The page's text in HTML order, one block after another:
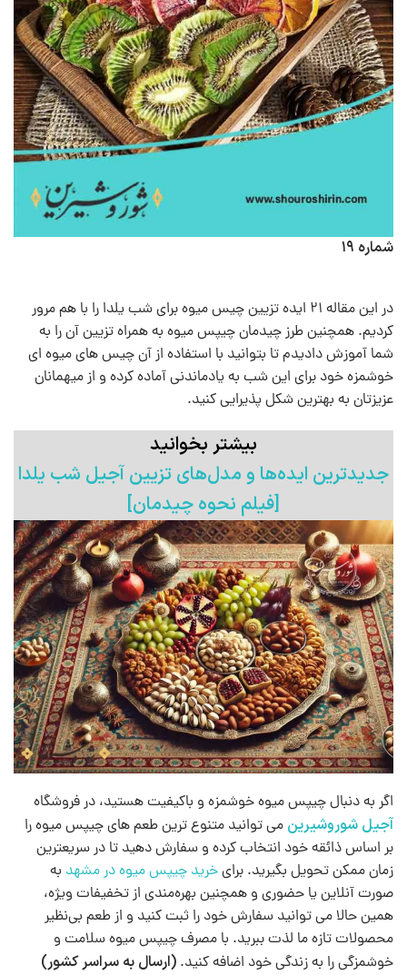
شماره ۱۹
در این مقاله ۲۱ ایده تزیین چیس میوه برای شب یلدا را با هم مرور
کردیم. همچنین طرز چیدمان چیپس میوه به همراه تزیین آن را به
شما آموزش دادیدم تا بتوانید با استفاده از آن چیس های میوه ای
خوشمزه خود برای این شب به یادماندنی آماده کرده و از میهمانان
عزیزتان به بهترین شکل پذیرایی کنید.
بیشتر بخوانید
جدیدترین ایده‌ها و مدل‌های تزیین آجیل شب یلدا
[فیلم نحوه چیدمان]
اگر به دنبال چیپس میوه خوشمزه و باکیفیت هستید، در فروشگاه
آجیل شوروشیرین می توانید متنوع ترین طعم های چیپس میوه را
بر اساس ذائقه خود انتخاب کرده و سفارش دهید تا در سریعترین
زمان ممکن تحویل بگیرید. برایخرید چیپس میوه در مشهد به
صورت آنلاین یا حضوری و همچنین بهره‌مندی از تخفیفات ویژه،
همین حالا می توانید سفارش خود را ثبت کنید و از طعم بی‌نظیر
محصولات تازه ما لذت ببرید. با مصرف چیپس میوه‌ سلامت و
خوشمزگی را به زندگی خود اضافه کنید. (ارسال به سراسر کشور)